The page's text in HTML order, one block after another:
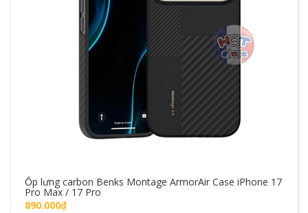
Ốp lưng carbon Benks Montage ArmorAir Case iPhone 17
Pro Max / 17 Pro
890.000₫